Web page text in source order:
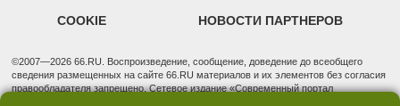
COOKIE НОВОСТИ ПАРТНЕРОВ
©2007—2026 66.RU. Воспроизведение, сообщение, доведение до всеобщего
сведения размещенных на сайте 66.RU материалов и их элементов без согласия
правообладателя запрещено. Сетевое издание «Современный портал